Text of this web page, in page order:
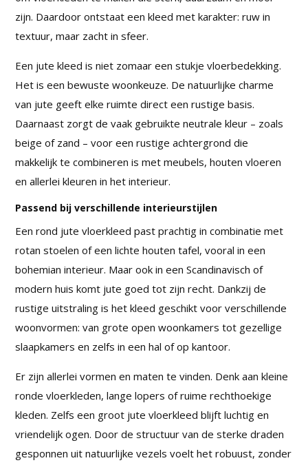
zijn. Daardoor ontstaat een kleed met karakter: ruw in
textuur, maar zacht in sfeer.
Een jute kleed is niet zomaar een stukje vloerbedekking.
Het is een bewuste woonkeuze. De natuurlijke charme
van jute geeft elke ruimte direct een rustige basis.
Daarnaast zorgt de vaak gebruikte neutrale kleur – zoals
beige of zand – voor een rustige achtergrond die
makkelijk te combineren is met meubels, houten vloeren
en allerlei kleuren in het interieur.
Passend bij verschillende interieurstijlen
Een rond jute vloerkleed past prachtig in combinatie met
rotan stoelen of een lichte houten tafel, vooral in een
bohemian interieur. Maar ook in een Scandinavisch of
modern huis komt jute goed tot zijn recht. Dankzij de
rustige uitstraling is het kleed geschikt voor verschillende
woonvormen: van grote open woonkamers tot gezellige
slaapkamers en zelfs in een hal of op kantoor.
Er zijn allerlei vormen en maten te vinden. Denk aan kleine
ronde vloerkleden, lange lopers of ruime rechthoekige
kleden. Zelfs een groot jute vloerkleed blijft luchtig en
vriendelijk ogen. Door de structuur van de sterke draden
gesponnen uit natuurlijke vezels voelt het robuust, zonder